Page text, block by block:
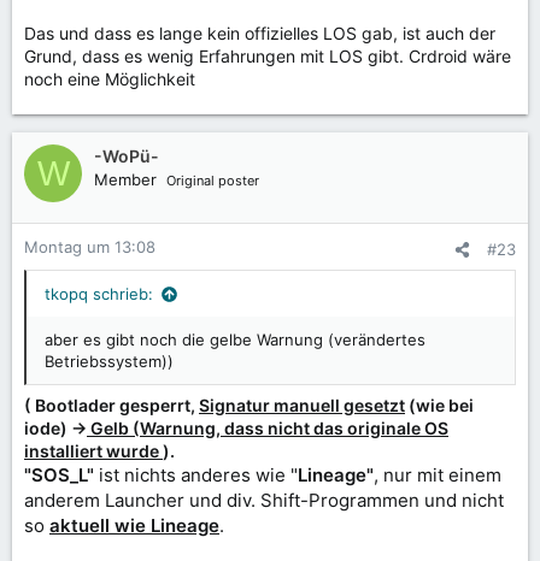
Das und dass es lange kein offizielles LOS gab, ist auch der
Grund, dass es wenig Erfahrungen mit LOS gibt. Crdroid wäre
noch eine Möglichkeit
W -WoPü-
Member Original poster
Montag um 13:08 #23
tkopq schrieb:
aber es gibt noch die gelbe Warnung (verändertes
Betriebssystem))
( Bootlader gesperrt, Signatur manuell gesetzt (wie bei
iode) -> Gelb (Warnung, dass nicht das originale OS
installiert wurde).
"SOS_L" ist nichts anderes wie "Lineage", nur mit einem
anderem Launcher und div. Shift-Programmen und nicht
so aktuell wie Lineage.